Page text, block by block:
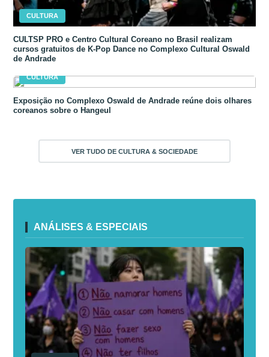
CULTURA
CULTSP PRO e Centro Cultural Coreano no Brasil realizam
cursos gratuitos de K-Pop Dance no Complexo Cultural Oswald
de Andrade
CULTURA
Exposição no Complexo Oswald de Andrade reúne dois olhares
coreanos sobre o Hangeul
VER TUDO DE CULTURA & SOCIEDADE
ANÁLISES & ESPECIAIS